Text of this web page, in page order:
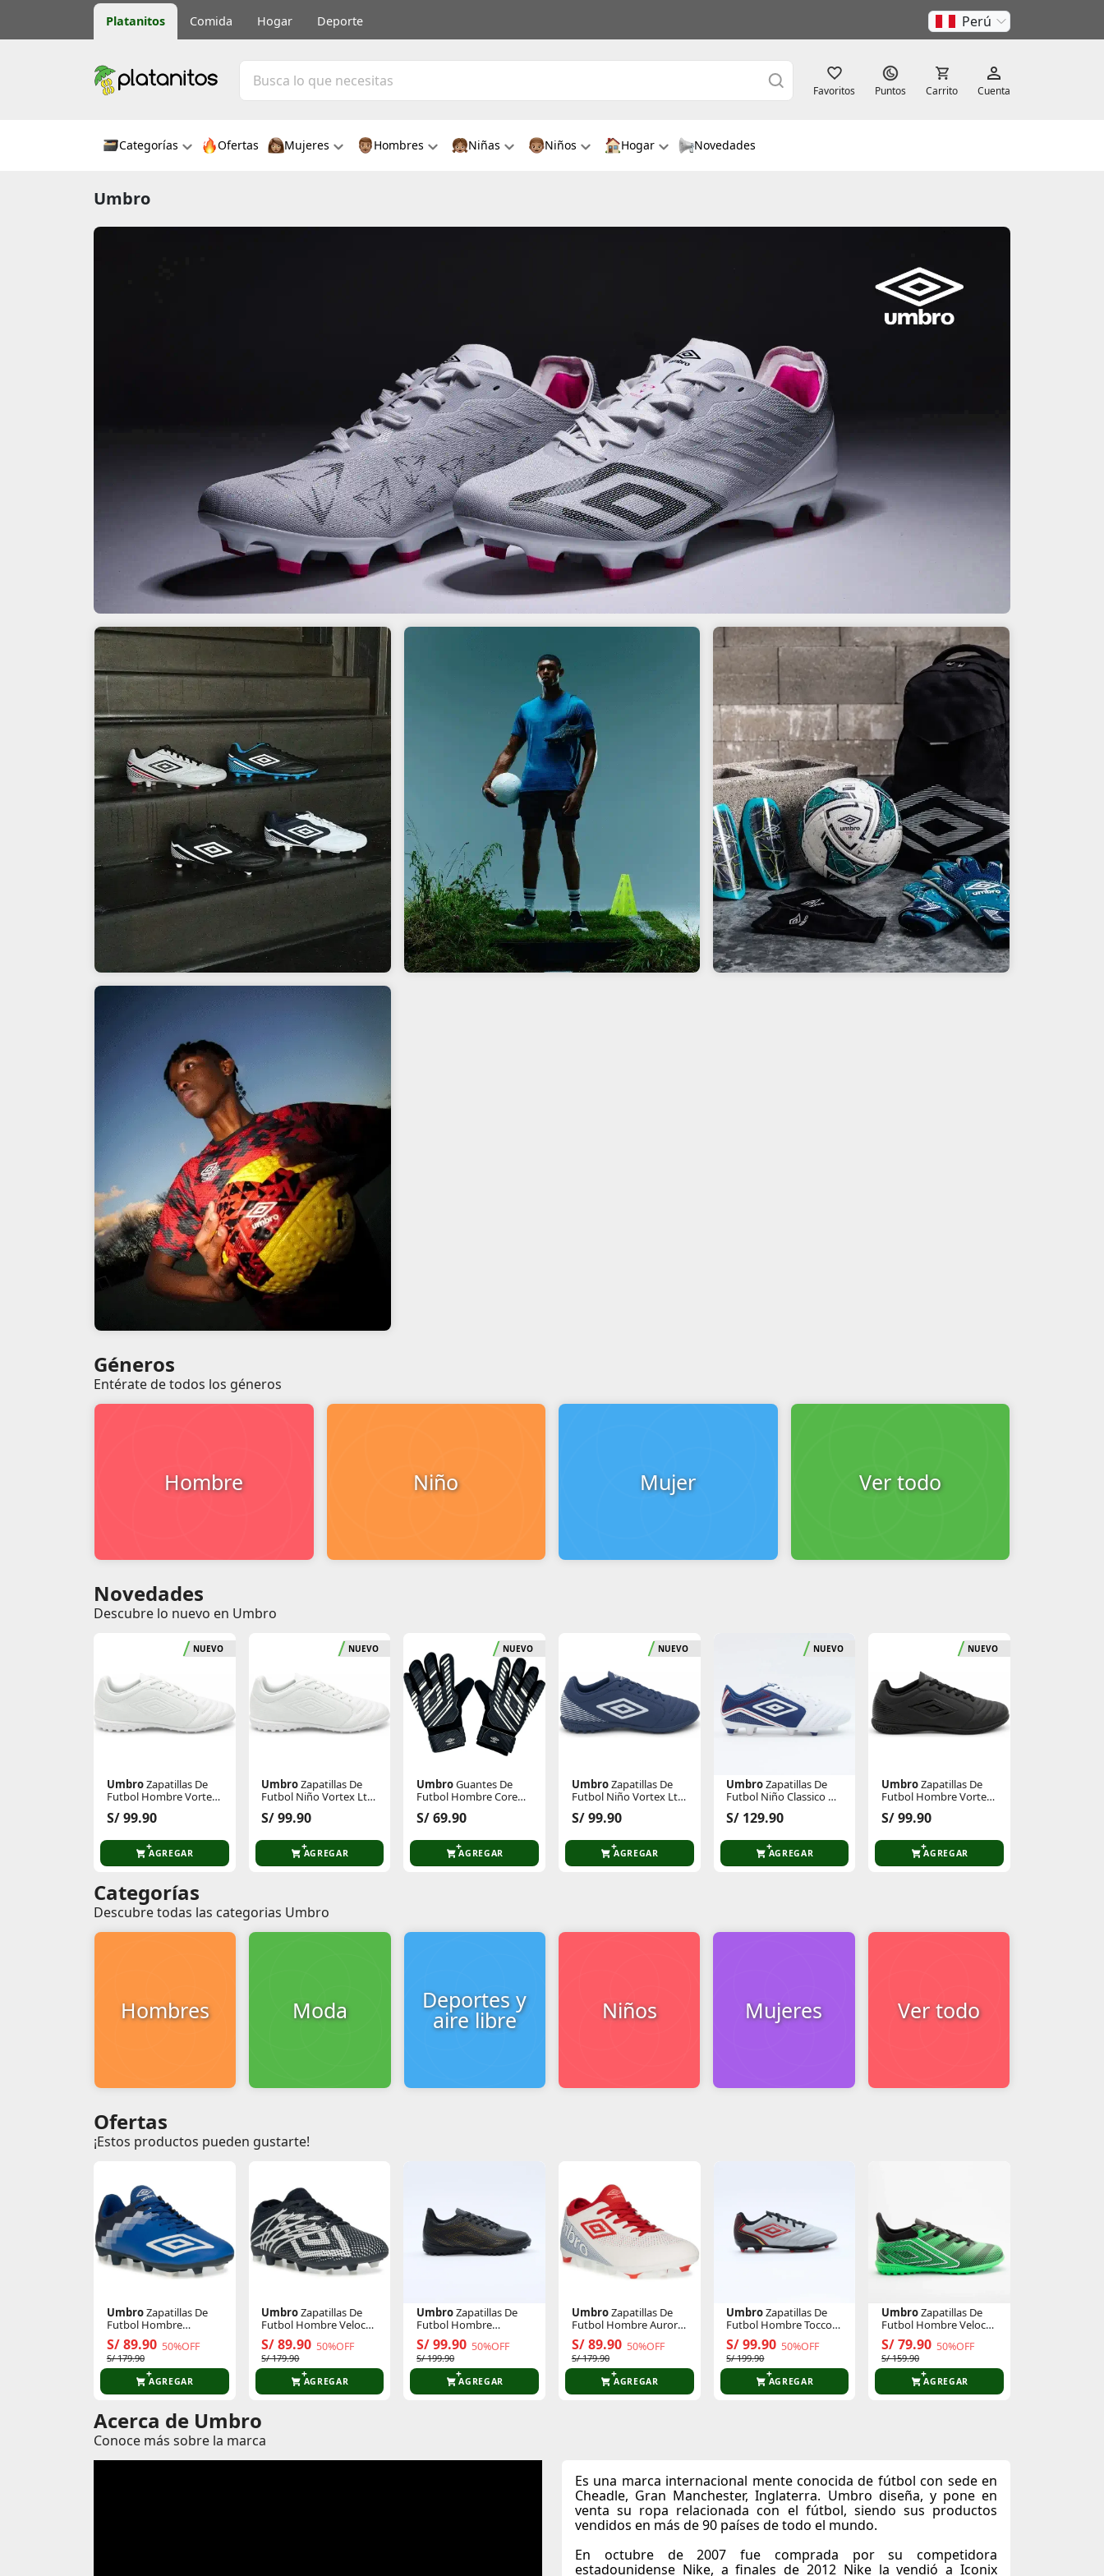
Platanitos Comida Hogar Deporte Perú
Favoritos Puntos Carrito Cuenta
Categorías Ofertas Mujeres Hombres Niñas Niños Hogar Novedades
Umbro
Géneros
Entérate de todos los géneros
Hombre Niño Mujer Ver todo
Novedades
Descubre lo nuevo en Umbro
NUEVO
UmbroZapatillas De
Futbol Hombre Vortex
S/ 99.90
AGREGAR
NUEVO
UmbroZapatillas De
Futbol Niño Vortex Lt
S/ 99.90
AGREGAR
NUEVO
UmbroGuantes De
Futbol Hombre Core
Goalkeeper Glove
S/ 69.90
AGREGAR
NUEVO
UmbroZapatillas De
Futbol Niño Vortex Lt
S/ 99.90
AGREGAR
NUEVO
UmbroZapatillas De
Futbol Niño Classico Xii
S/ 129.90
AGREGAR
NUEVO
UmbroZapatillas De
Futbol Hombre Vortex
S/ 99.90
AGREGAR
Categorías
Descubre todas las categorias Umbro
Hombres Moda Deportes y
aire libre Niños Mujeres Ver todo
Ofertas
¡Estos productos pueden gustarte!
UmbroZapatillas De
Futbol Hombre
Formation Fg
S/ 89.90 50%OFF
S/ 179.90
AGREGAR
UmbroZapatillas De
Futbol Hombre Veloce
Lt Ii Fg
S/ 89.90 50%OFF
S/ 179.90
AGREGAR
UmbroZapatillas De
Futbol Hombre
Velocita Matrix League
Tf
S/ 99.90 50%OFF
S/ 199.90
AGREGAR
UmbroZapatillas De
Futbol Hombre Aurora
Tt Fg
S/ 89.90 50%OFF
S/ 179.90
AGREGAR
UmbroZapatillas De
Futbol Hombre Tocco V
League Fg
S/ 99.90 50%OFF
S/ 199.90
AGREGAR
UmbroZapatillas De
Futbol Hombre Veloce
Lt Iii Tf
S/ 79.90 50%OFF
S/ 159.90
AGREGAR
Acerca de Umbro
Conoce más sobre la marca
Es una marca internacional mente conocida de fútbol con sede en
Cheadle, Gran Manchester, Inglaterra. Umbro diseña, y pone en
venta su ropa relacionada con el fútbol, siendo sus productos
vendidos en más de 90 países de todo el mundo.
En octubre de 2007 fue comprada por su competidora
estadounidense Nike, a finales de 2012 Nike la vendió a Iconix